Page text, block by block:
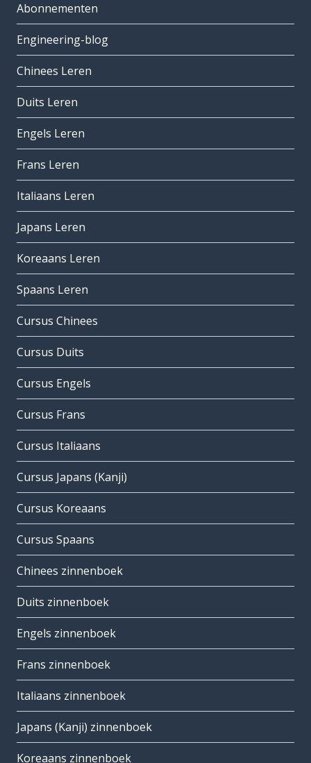
Abonnementen
Engineering-blog
Chinees Leren
Duits Leren
Engels Leren
Frans Leren
Italiaans Leren
Japans Leren
Koreaans Leren
Spaans Leren
Cursus Chinees
Cursus Duits
Cursus Engels
Cursus Frans
Cursus Italiaans
Cursus Japans (Kanji)
Cursus Koreaans
Cursus Spaans
Chinees zinnenboek
Duits zinnenboek
Engels zinnenboek
Frans zinnenboek
Italiaans zinnenboek
Japans (Kanji) zinnenboek
Koreaans zinnenboek